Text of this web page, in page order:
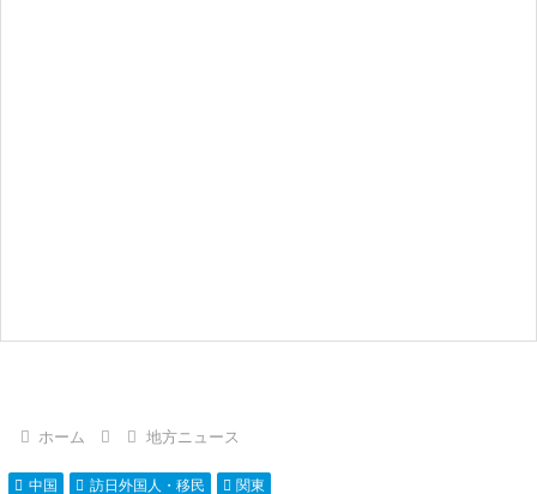
ホーム 地方ニュース
中国 訪日外国人・移民 関東